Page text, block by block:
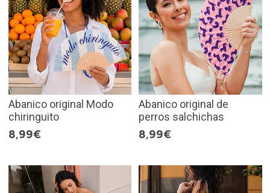
Abanico original Modo
chiringuito
8,99€
Abanico original de
perros salchichas
8,99€